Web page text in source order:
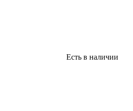
Есть в наличии